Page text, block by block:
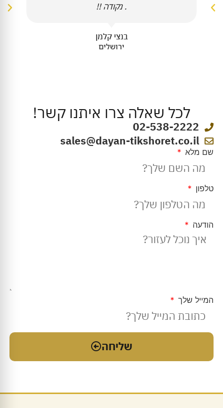
. נקודה !!
בנצי קלמן
ירושלים
לכל שאלה צרו איתנו קשר!
02-538-2222
sales@dayan-tikshoret.co.il
שם מלא
טלפון
הודעה
המייל שלך
שליחה